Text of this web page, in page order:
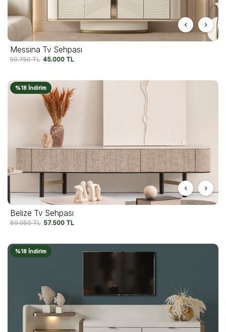
Messina Tv Sehpası
59.750TL 45.000 TL
%18 İndirim
Belize Tv Sehpası
69.950TL 57.500 TL
%18 İndirim